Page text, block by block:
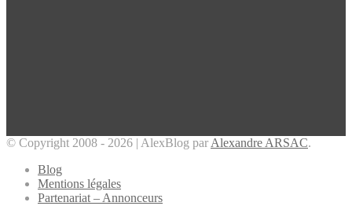
© Copyright 2008 - 2026 | AlexBlog par Alexandre ARSAC.
Blog
Mentions légales
Partenariat – Annonceurs